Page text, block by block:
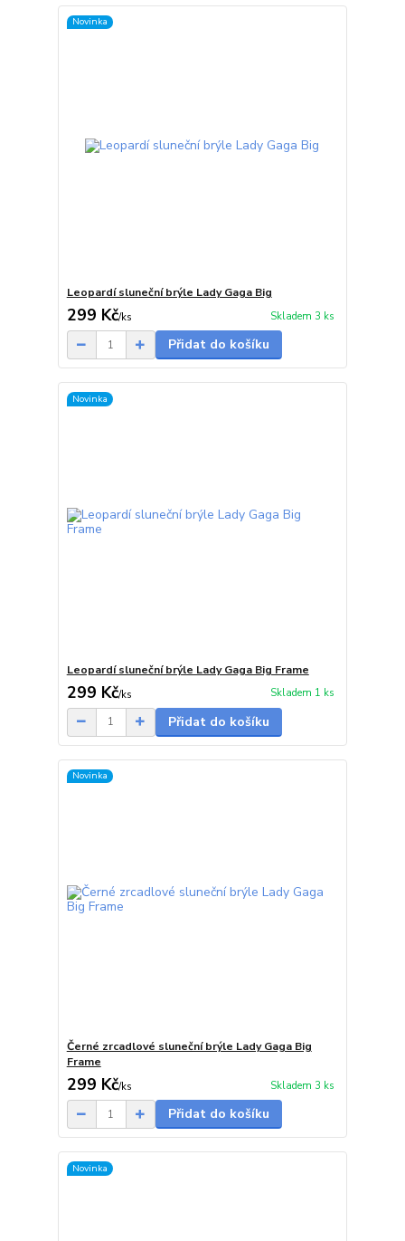
Novinka
Leopardí sluneční brýle Lady Gaga Big
299 Kč/ks Skladem 3 ks
Přidat do košíku
Novinka
Leopardí sluneční brýle Lady Gaga Big Frame
299 Kč/ks Skladem 1 ks
Přidat do košíku
Novinka
Černé zrcadlové sluneční brýle Lady Gaga Big
Frame
299 Kč/ks Skladem 3 ks
Přidat do košíku
Novinka